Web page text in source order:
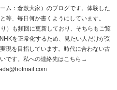
ム：倉敷大家）のブログです。体験した
等、毎日何か書くようにしています。
）も頻回に更新しており、そちらもご覧
を正常化するため、見たい人だけが受
現を目指しています。時代に合わない古
です。私への連絡先はこちら→